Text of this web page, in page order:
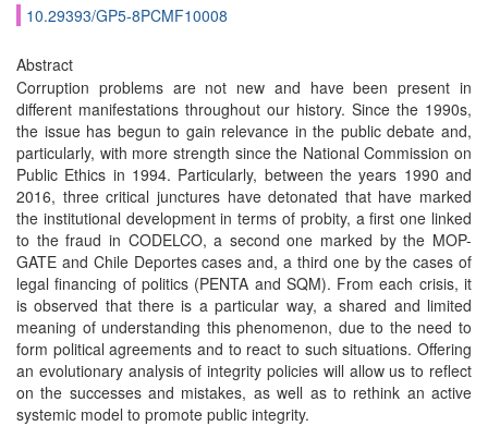
10.29393/GP5-8PCMF10008
Abstract
Corruption problems are not new and have been present in
different manifestations throughout our history. Since the 1990s,
the issue has begun to gain relevance in the public debate and,
particularly, with more strength since the National Commission on
Public Ethics in 1994. Particularly, between the years 1990 and
2016, three critical junctures have detonated that have marked
the institutional development in terms of probity, a first one linked
to the fraud in CODELCO, a second one marked by the MOP-
GATE and Chile Deportes cases and, a third one by the cases of
legal financing of politics (PENTA and SQM). From each crisis, it
is observed that there is a particular way, a shared and limited
meaning of understanding this phenomenon, due to the need to
form political agreements and to react to such situations. Offering
an evolutionary analysis of integrity policies will allow us to reflect
on the successes and mistakes, as well as to rethink an active
systemic model to promote public integrity.